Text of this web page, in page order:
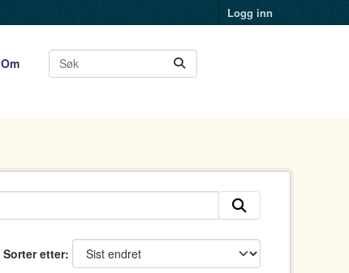
Logg inn
Om
Sorter etter